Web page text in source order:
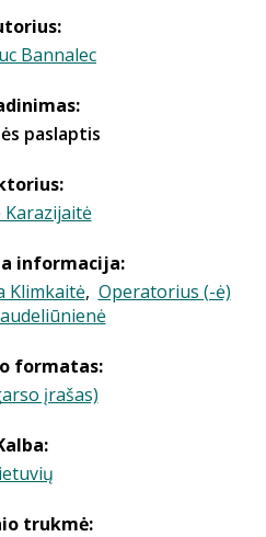
Bannalec
paslaptis
Karazijaitė
informacija:
Klimkaitė, Operatorius (-ė)
formatas:
įrašas)
trukmė: